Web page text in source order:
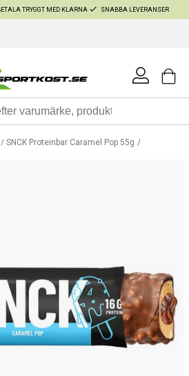
TRYGGT MED KLARNA SNABBA LEVERANSER
SNCK Proteinbar Caramel Pop 55g